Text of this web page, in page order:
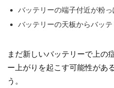
バッテリーの端子付近が粉っ
バッテリーの天板からバッ
まだ新しいバッテリーで上の
ー上がりを起こす可能性があ
う。